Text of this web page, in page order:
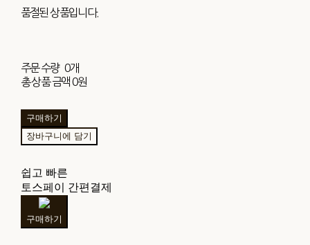
품절된 상품입니다.
주문 수량 0개
총 상품 금액0원
구매하기
장바구니에 담기
쉽고 빠른
토스페이 간편결제
구매하기